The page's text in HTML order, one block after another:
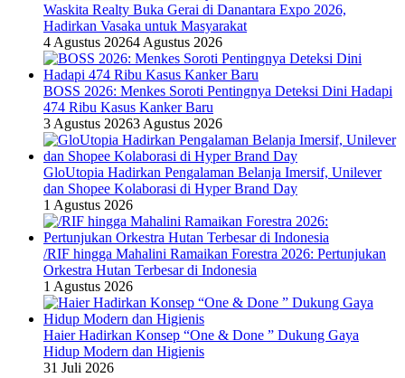
Waskita Realty Buka Gerai di Danantara Expo 2026,
Hadirkan Vasaka untuk Masyarakat
4 Agustus 20264 Agustus 2026
BOSS 2026: Menkes Soroti Pentingnya Deteksi Dini Hadapi
474 Ribu Kasus Kanker Baru
3 Agustus 20263 Agustus 2026
GloUtopia Hadirkan Pengalaman Belanja Imersif, Unilever
dan Shopee Kolaborasi di Hyper Brand Day
1 Agustus 2026
/RIF hingga Mahalini Ramaikan Forestra 2026: Pertunjukan
Orkestra Hutan Terbesar di Indonesia
1 Agustus 2026
Haier Hadirkan Konsep “One & Done ” Dukung Gaya
Hidup Modern dan Higienis
31 Juli 2026